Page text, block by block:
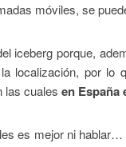
móviles, se
iceberg porque,
localización, por lo
las cualesen España
es mejor ni